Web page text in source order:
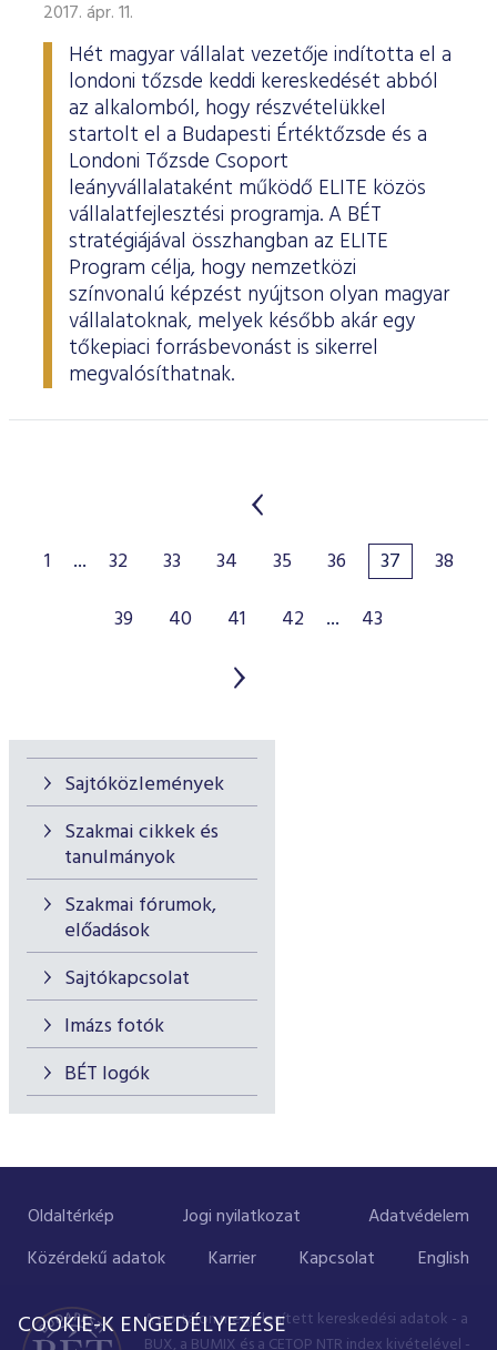
Sajtóközlemények
Szakmai cikkek és
tanulmányok
Szakmai fórumok,
előadások
Sajtókapcsolat
Imázs fotók
BÉT logók
2017. ápr. 11.
Hét magyar vállalat vezetője indította el a
londoni tőzsde keddi kereskedését abból
az alkalomból, hogy részvételükkel
startolt el a Budapesti Értéktőzsde és a
Londoni Tőzsde Csoport
leányvállalataként működő ELITE közös
vállalatfejlesztési programja. A BÉT
stratégiájával összhangban az ELITE
Program célja, hogy nemzetközi
színvonalú képzést nyújtson olyan magyar
vállalatoknak, melyek később akár egy
tőkepiaci forrásbevonást is sikerrel
megvalósíthatnak.
1 ... 32 33 34 35 36 37
38
39
40 41 42 ... 43
Oldaltérkép Jogi nyilatkozat
Adatvédelem
Közérdekű adatok
Karrier Kapcsolat English
A portálon megjelenített kereskedési adatok - a
COOKIE-K ENGEDÉLYEZÉSE